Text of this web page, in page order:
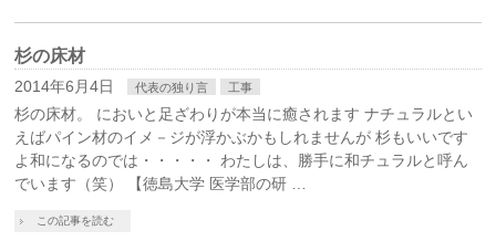
杉の床材
2014年6月4日 代表の独り言 工事
杉の床材。 においと足ざわりが本当に癒されます ナチュラルとい
えばパイン材のイメ－ジが浮かぶかもしれませんが 杉もいいです
よ和になるのでは・・・・・ わたしは、勝手に和チュラルと呼ん
でいます（笑） 【徳島大学 医学部の研 …
この記事を読む